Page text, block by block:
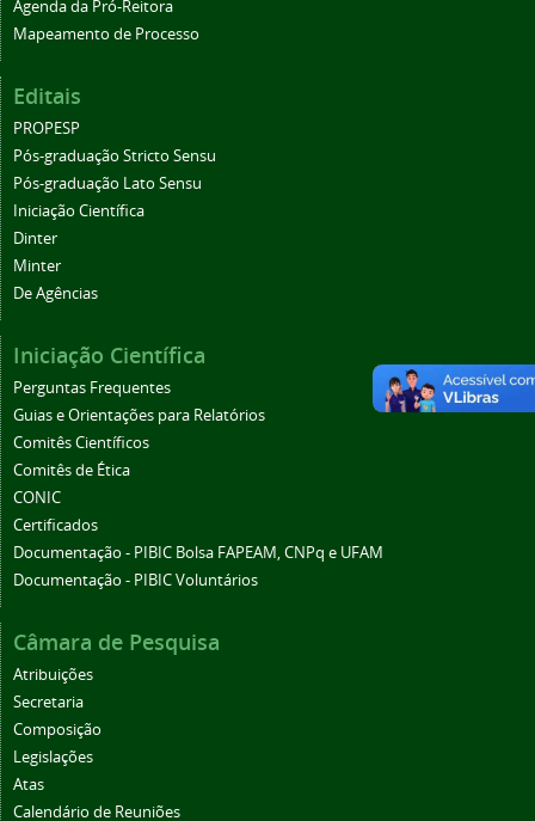
Agenda da Pró-Reitora
Mapeamento de Processo
Editais
PROPESP
Pós-graduação Stricto Sensu
Pós-graduação Lato Sensu
Iniciação Científica
Dinter
Minter
De Agências
Iniciação Científica
Perguntas Frequentes
Guias e Orientações para Relatórios
Comitês Científicos
Comitês de Ética
CONIC
Certificados
Documentação - PIBIC Bolsa FAPEAM, CNPq e UFAM
Documentação - PIBIC Voluntários
Câmara de Pesquisa
Atribuições
Secretaria
Composição
Legislações
Atas
Calendário de Reuniões